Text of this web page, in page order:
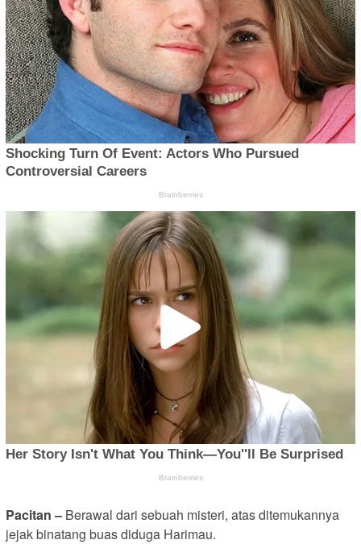
Pacitan – Berawal dari sebuah misteri, atas ditemukannya
jejak binatang buas diduga Harimau.